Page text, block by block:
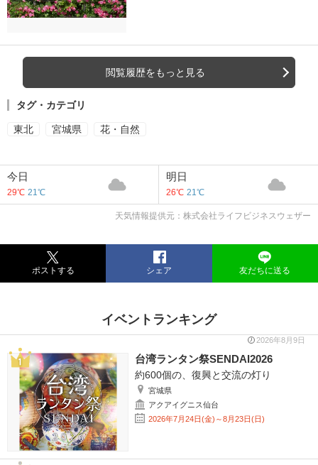
閲覧履歴をもっと見る
タグ・カテゴリ
東北 宮城県 花・自然
今日
29℃ 21℃
明日
26℃ 21℃
天気情報提供元：株式会社ライフビジネスウェザー
ポストする シェア 友だちに送る
イベントランキング
2026年8月9日
台湾ランタン祭SENDAI2026
約600個の、復興と交流の灯り
宮城県
アクアイグニス仙台
2026年7月24日(金)～8月23日(日)